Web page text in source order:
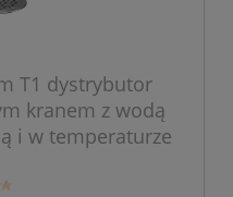
T1 dystrybutor
kranem z wodą
i w temperaturze